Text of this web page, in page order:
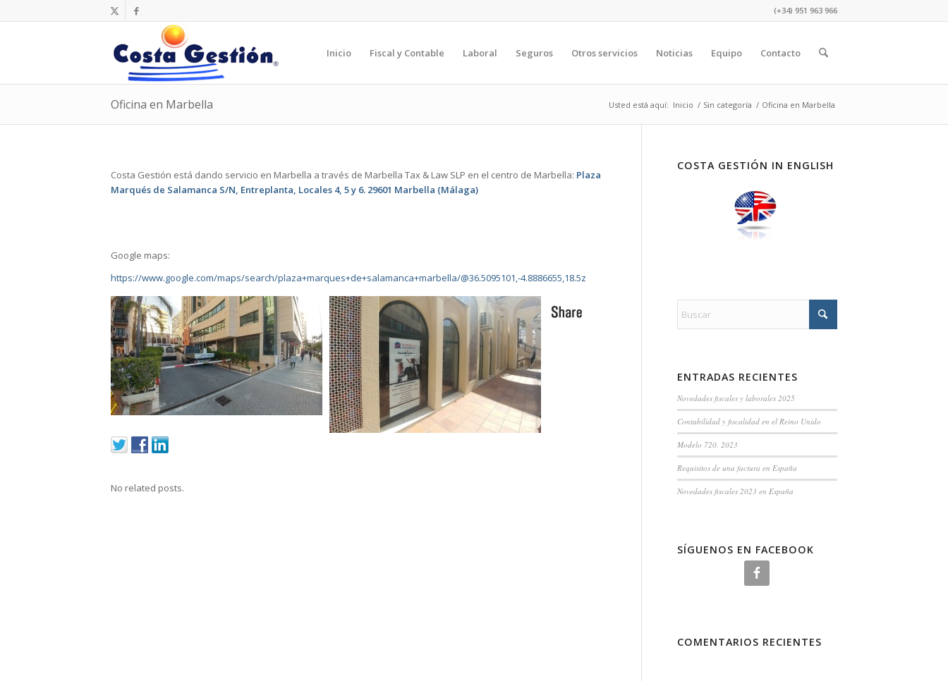
(+34) 951 963 966
Inicio Fiscal y Contable Laboral Seguros Otros servicios Noticias Equipo Contacto
Oficina en Marbella Usted está aquí: Inicio / Sin categoría / Oficina en Marbella
Costa Gestión está dando servicio en Marbella a través de Marbella Tax & Law SLP en el centro de Marbella: Plaza
Marqués de Salamanca S/N, Entreplanta, Locales 4, 5 y 6. 29601 Marbella (Málaga)
Google maps:
https://www.google.com/maps/search/plaza+marques+de+salamanca+marbella/@36.5095101,-4.8886655,18.5z
No related posts.
COSTA GESTIÓN IN ENGLISH
ENTRADAS RECIENTES
Novedades fiscales y laborales 2025
Contabilidad y fiscalidad en el Reino Unido
Modelo 720. 2023
Requisitos de una factura en España
Novedades fiscales 2023 en España
SÍGUENOS EN FACEBOOK
COMENTARIOS RECIENTES